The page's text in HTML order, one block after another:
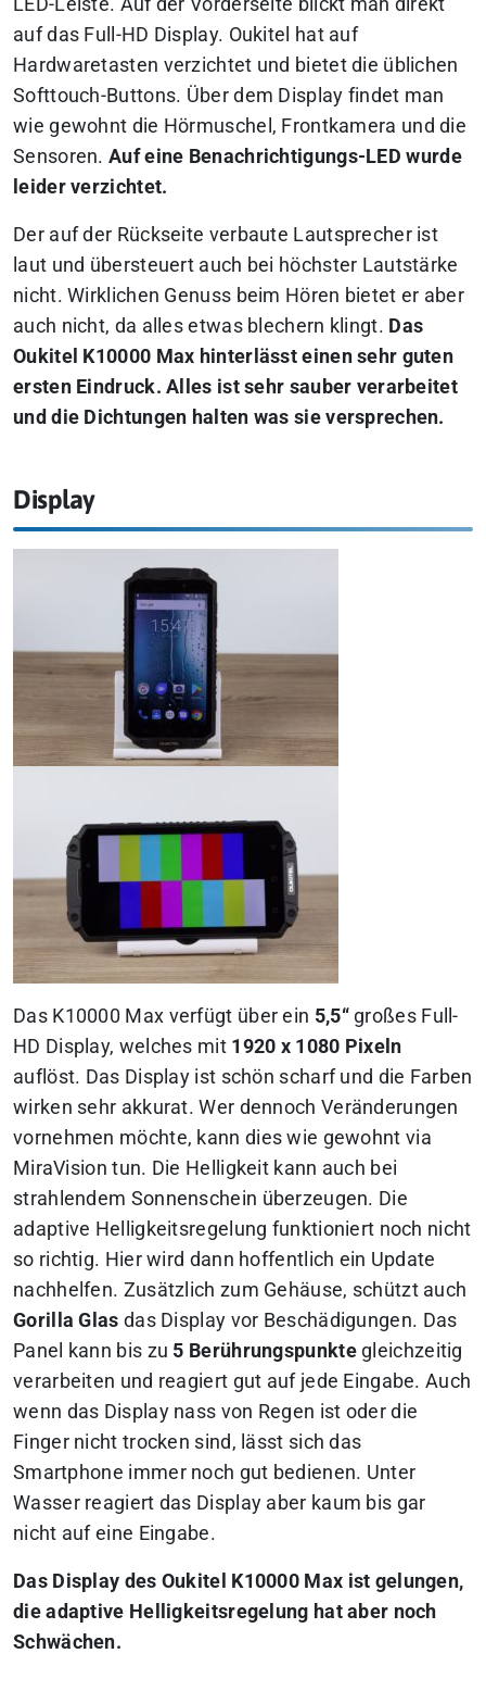
LED-Leiste. Auf der Vorderseite blickt man direkt
auf das Full-HD Display. Oukitel hat auf
Hardwaretasten verzichtet und bietet die üblichen
Softtouch-Buttons. Über dem Display findet man
wie gewohnt die Hörmuschel, Frontkamera und die
Sensoren.Auf eine Benachrichtigungs-LED wurde
leider verzichtet.
Der auf der Rückseite verbaute Lautsprecher ist
laut und übersteuert auch bei höchster Lautstärke
nicht. Wirklichen Genuss beim Hören bietet er aber
auch nicht, da alles etwas blechern klingt. Das
Oukitel K10000 Max hinterlässt einen sehr guten
ersten Eindruck. Alles ist sehr sauber verarbeitet
und die Dichtungen halten was sie versprechen.
Display
Das K10000 Max verfügt über ein 5,5“großes Full-
HD Display, welches mit 1920 x 1080 Pixeln
auflöst. Das Display ist schön scharf und die Farben
wirken sehr akkurat. Wer dennoch Veränderungen
vornehmen möchte, kann dies wie gewohnt via
MiraVision tun. Die Helligkeit kann auch bei
strahlendem Sonnenschein überzeugen. Die
adaptive Helligkeitsregelung funktioniert noch nicht
so richtig. Hier wird dann hoffentlich ein Update
nachhelfen. Zusätzlich zum Gehäuse, schützt auch
Gorilla Glas das Display vor Beschädigungen. Das
Panel kann bis zu 5 Berührungspunktegleichzeitig
verarbeiten und reagiert gut auf jede Eingabe. Auch
wenn das Display nass von Regen ist oder die
Finger nicht trocken sind, lässt sich das
Smartphone immer noch gut bedienen. Unter
Wasser reagiert das Display aber kaum bis gar
nicht auf eine Eingabe.
Das Display des Oukitel K10000 Max ist gelungen,
die adaptive Helligkeitsregelung hat aber noch
Schwächen.